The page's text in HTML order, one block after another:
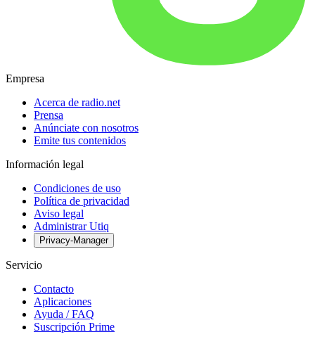
Empresa
Acerca de radio.net
Prensa
Anúnciate con nosotros
Emite tus contenidos
Información legal
Condiciones de uso
Política de privacidad
Aviso legal
Administrar Utiq
Privacy-Manager
Servicio
Contacto
Aplicaciones
Ayuda / FAQ
Suscripción Prime